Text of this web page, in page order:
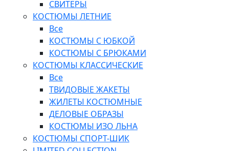
СВИТЕРЫ
КОСТЮМЫ ЛЕТНИЕ
Все
КОСТЮМЫ С ЮБКОЙ
КОСТЮМЫ С БРЮКАМИ
КОСТЮМЫ КЛАССИЧЕСКИЕ
Все
ТВИДОВЫЕ ЖАКЕТЫ
ЖИЛЕТЫ КОСТЮМНЫЕ
ДЕЛОВЫЕ ОБРАЗЫ
КОСТЮМЫ ИЗО ЛЬНА
КОСТЮМЫ СПОРТ-ШИК